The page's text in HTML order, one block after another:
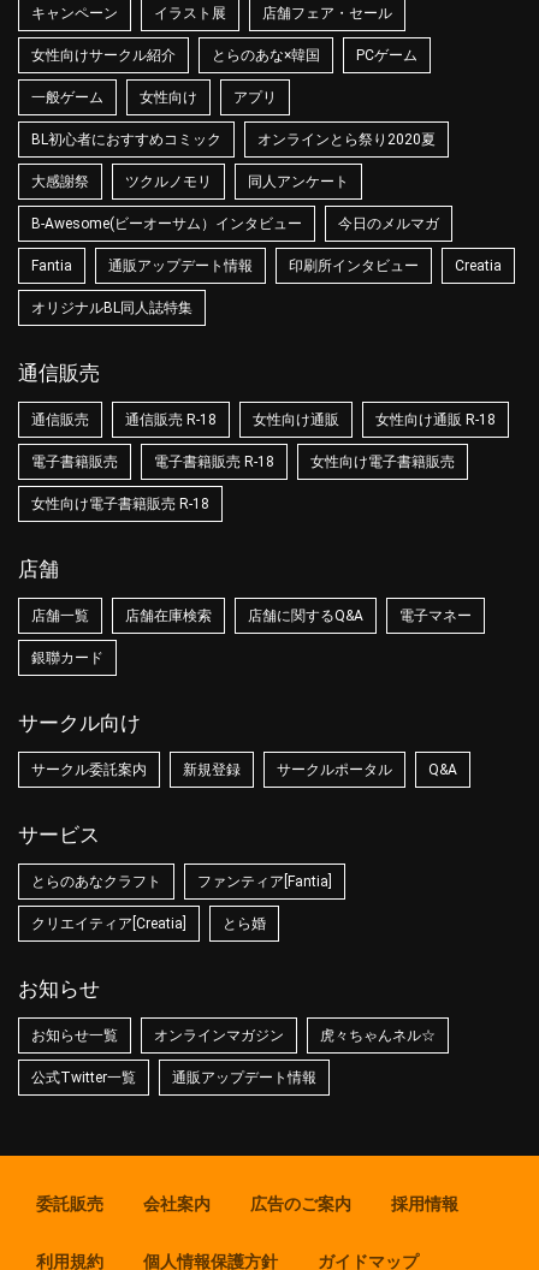
キャンペーン イラスト展 店舗フェア・セール
女性向けサークル紹介 とらのあな×韓国 PCゲーム
一般ゲーム 女性向け アプリ
BL初心者におすすめコミック オンラインとら祭り2020夏
大感謝祭 ツクルノモリ 同人アンケート
B-Awesome(ビーオーサム）インタビュー 今日のメルマガ
Fantia 通販アップデート情報 印刷所インタビュー Creatia
オリジナルBL同人誌特集
通信販売
通信販売 通信販売 R-18 女性向け通販 女性向け通販 R-18
電子書籍販売 電子書籍販売 R-18 女性向け電子書籍販売
女性向け電子書籍販売 R-18
店舗
店舗一覧 店舗在庫検索 店舗に関するQ&A 電子マネー
銀聯カード
サークル向け
サークル委託案内 新規登録 サークルポータル Q&A
サービス
とらのあなクラフト ファンティア[Fantia]
クリエイティア[Creatia] とら婚
お知らせ
お知らせ一覧 オンラインマガジン 虎々ちゃんネル☆
公式Twitter一覧 通販アップデート情報
委託販売 会社案内 広告のご案内 採用情報
利用規約 個人情報保護方針 ガイドマップ